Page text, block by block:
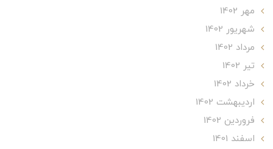
مهر 1402
شهریور 1402
مرداد 1402
تير 1402
خرداد 1402
ارديبهشت 1402
فروردین 1402
اسفند 1401